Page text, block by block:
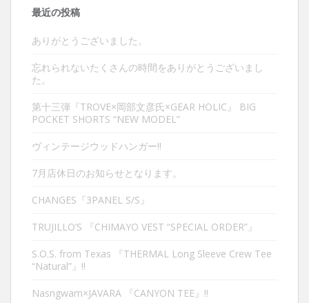
最近の投稿
ありがとうございました。
忘れられないたくさんの時間をありがとうございまし
た。
第十三弾『TROVE×岡部文彦氏×GEAR HOLIC』 BIG
POCKET SHORTS “NEW MODEL”
ヴィンテージウッドハンガー‼︎
7月店休日のお知らせとなります。
CHANGES『3PANEL S/S』
TRUJILLO’S 『CHIMAYO VEST “SPECIAL ORDER”』
S.O.S. from Texas 『THERMAL Long Sleeve Crew Tee
“Natural”』‼︎
Nasngwam×JAVARA 『CANYON TEE』‼︎